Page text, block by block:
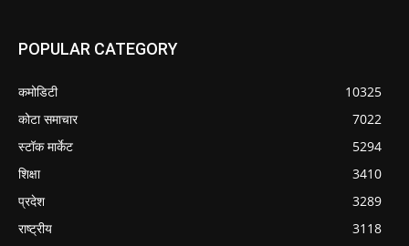
POPULAR CATEGORY
कमोडिटी
10325
कोटा समाचार
7022
स्टॉक मार्केट
5294
शिक्षा
3410
प्रदेश
3289
राष्ट्रीय
3118